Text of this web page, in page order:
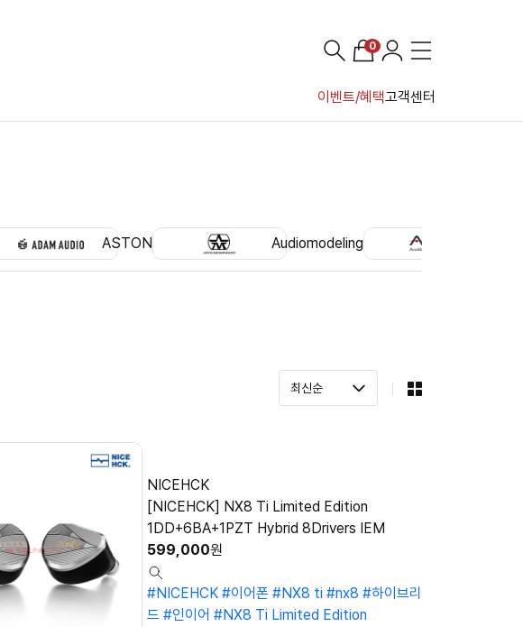
이벤트/혜택고객센터
0
ASTON Audiomodeling
NICEHCK
[NICEHCK] NX8 Ti Limited Edition
1DD+6BA+1PZT Hybrid 8Drivers IEM
599,000원
#NICEHCK #이어폰 #NX8 ti #nx8 #하이브리
드 #인이어 #NX8 Ti Limited Edition